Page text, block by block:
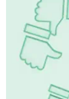
Control